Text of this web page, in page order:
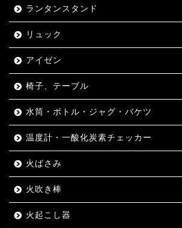
ランタンスタンド
リュック
アイゼン
椅子、テーブル
水筒・ボトル・ジャグ・バケツ
温度計・一酸化炭素チェッカー
火ばさみ
火吹き棒
火起こし器